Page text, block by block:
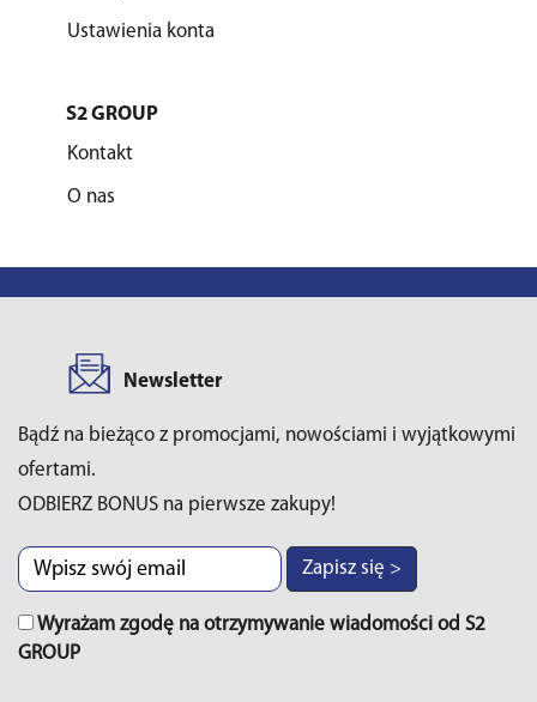
Ustawienia konta
S2 GROUP
Kontakt
O nas
Newsletter
Bądź na bieżąco z promocjami, nowościami i wyjątkowymi
ofertami.
ODBIERZ BONUS na pierwsze zakupy!
Zapisz się >
Wyrażam zgodę na otrzymywanie wiadomości od S2
GROUP